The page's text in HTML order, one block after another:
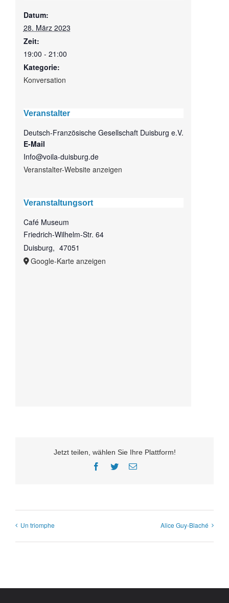
Datum:
28. März 2023
Zeit:
19:00 - 21:00
Kategorie:
Konversation
Veranstalter
Deutsch-Französische Gesellschaft Duisburg e.V.
E-Mail
Info@voila-duisburg.de
Veranstalter-Website anzeigen
Veranstaltungsort
Café Museum
Friedrich-Wilhelm-Str. 64
Duisburg, 47051
Google-Karte anzeigen
Jetzt teilen, wählen Sie Ihre Plattform!
Facebook
TwitterE-
Un triomphe Alice Guy-Blaché